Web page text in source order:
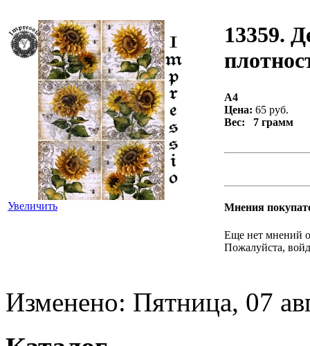
Увеличить
13359.
А4
Цена: 65 руб.
Вес: 7 грамм
Мнения
Еще нет мнений
Пожалуйста,
Изменено: Пятница, 07